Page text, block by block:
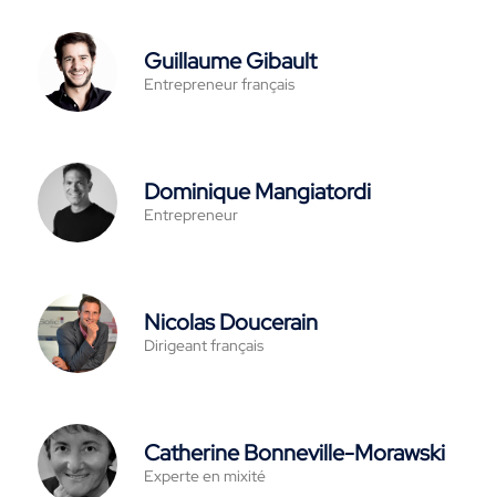
Guillaume Gibault
Entrepreneur français
Dominique Mangiatordi
Entrepreneur
Nicolas Doucerain
Dirigeant français
Catherine Bonneville-Morawski
Experte en mixité